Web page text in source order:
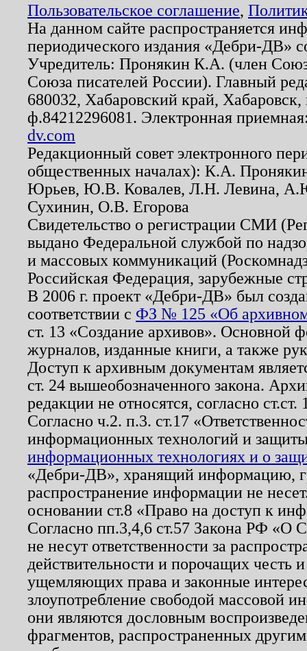
Пользовательское соглашение,
На данном сайте распространяется
периодического издания «Дебри-ДВ»
Учредитель: Пронякин К.А. (член
Союза писателей России). Главный
680032, Хабаровский край,
ф.84212296081. Электронная
dv.com
Редакционный совет электронного
общественных началах): К.А.
Юрьев, Ю.В. Ковалев, Л.Н. Левина,
Сухинин, О.В. Егорова
Свидетельство о регистрации СМИ
выдано Федеральной службой по
и массовых коммуникаций
Российская Федерация, зарубежные
В 2006 г. проект «Дебри-ДВ» был
соответствии с ФЗ № 125 «Об
ст. 13 «Создание архивов». Основной
журналов, изданные книги, а также
Доступ к архивным документам
ст. 24 вышеобозначенного закона.
редакции не относятся, согласно
Согласно ч.2. п.3. ст.17
информационных технологий и
информационных технологиях и о
«Дебри-ДВ», хранящий информацию,
распространение информации не
основании ст.8 «Право на доступ к
Согласно пп.3,4,6 ст.57 Закона РФ «О
не несут ответственности за
действительности и порочащих честь
ущемляющих права и законные
злоупотребление свободой массовой
они являются дословным
фрагментов, распространенных